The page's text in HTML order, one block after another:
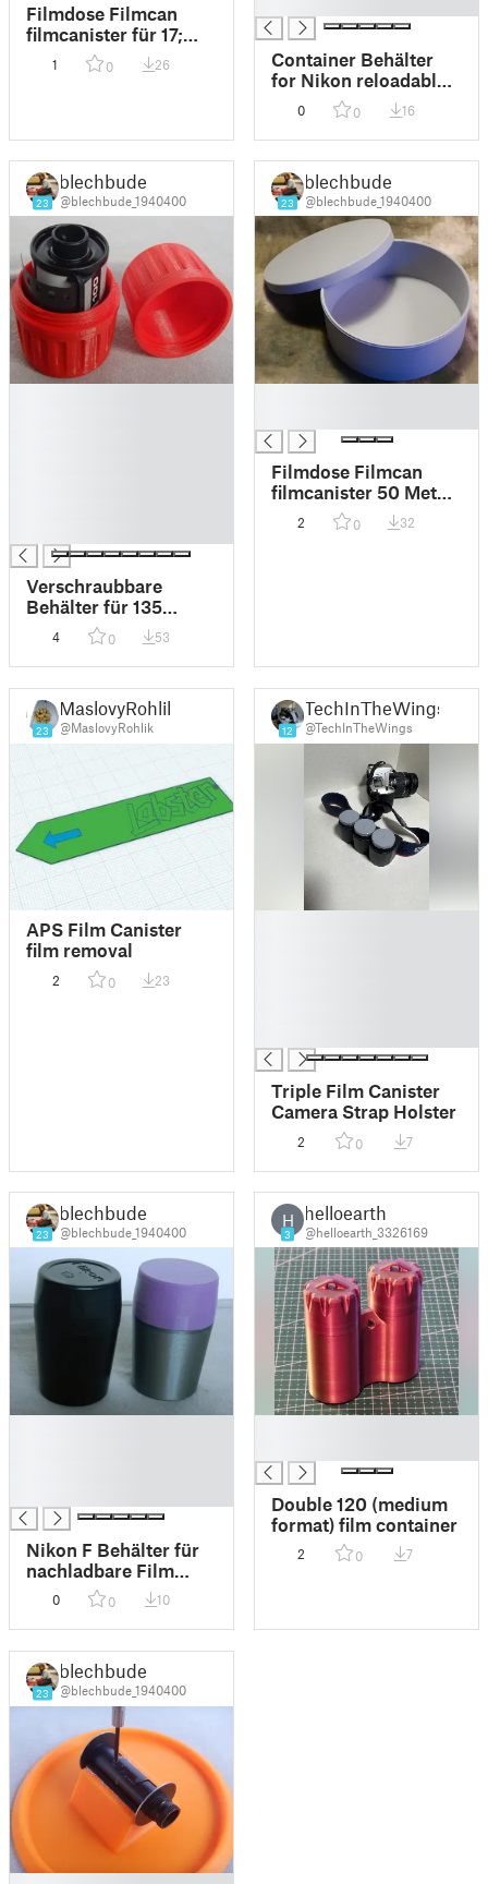
Filmdose Filmcan
filmcanister für 17;
30,5 und 50 Meter
35mm Film
1 0 26
Container Behälter
for Nikon reloadable
film casettes Filmdose
0 0 16
23
blechbude
@blechbude_1940400
Verschraubbare
Behälter für 135
Filmpatronen KB Film
Container for 135
Filmcartridges
Kleinbildfilm
Filmdose
4 0 53
23
blechbude
@blechbude_1940400
Filmdose Filmcan
filmcanister 50 Meter
/ 164 foot 35mm Film
2 0 32
23
MaslovyRohlik
@MaslovyRohlik
APS Film Canister
film removal
2 0 23
12
TechInTheWings
@TechInTheWings
Triple Film Canister
Camera Strap Holster
2 0 7
23
blechbude
@blechbude_1940400
Nikon F Behälter für
nachladbare Film
Kassetten; Container
for refillable film
cassettes
0 0 10
H
3
helloearth
@helloearth_3326169
Double 120 (medium
format) film container
2 0 7
23
blechbude
@blechbude_1940400